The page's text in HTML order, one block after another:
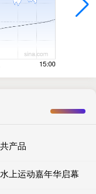
产品
上运动嘉年华启幕